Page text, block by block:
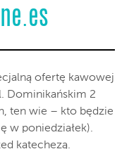
ofertę kawowej
Dominikańskim 2
ten wie – kto będzie
w poniedziałek).
katechezą.